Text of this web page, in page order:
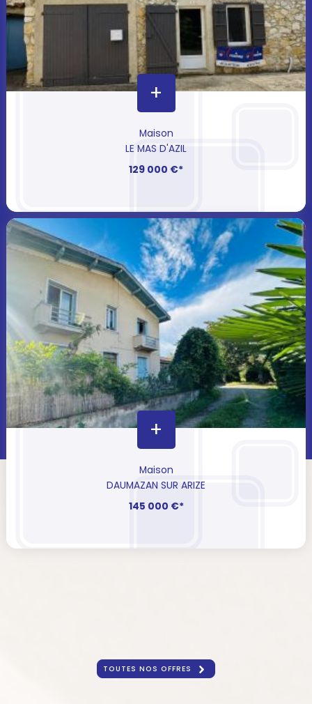
+
Maison
LE MAS D'AZIL
129 000 €*
+
Maison
DAUMAZAN SUR ARIZE
145 000 €*
TOUTES NOS OFFRES